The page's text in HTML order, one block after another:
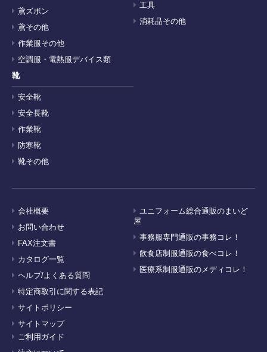
鳶ズボン
鳶その他
作業服その他
空調服・電熱服デバイス類
靴
安全靴
安全長靴
作業靴
防寒靴
靴その他
工具
消耗品その他
会社概要
お問い合わせ
FAX注文書
カタログ一覧
ヘルプ/よくある質問
特定商取引に関する表記
サイトポリシー
サイトマップ
ご利用ガイド
ユニフォーム総合通販のまいど
屋
事務服専門通販の事務コレ！
飲食店制服通販の食べコレ！
医療系制服通販のメディコレ！